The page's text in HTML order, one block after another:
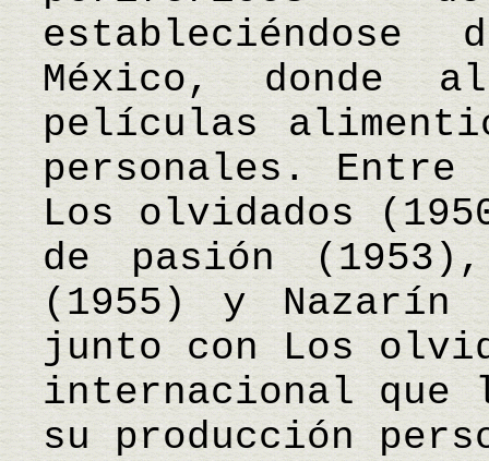
México, donde
películas
personales. Entre
Los olvidados
de pasión
(1955) y Nazarín
junto con Los
internacional
su producción